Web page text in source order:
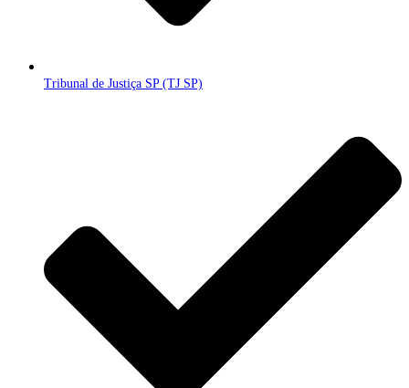
Tribunal de Justiça SP (TJ SP)